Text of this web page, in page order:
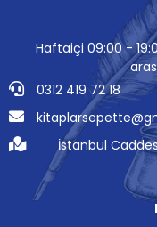
Haftaiçi 09:00 -
0312 419 72 18
İstanbul